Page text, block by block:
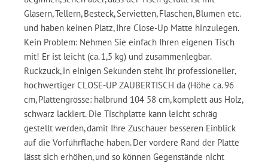
Gläsern, Tellern, Besteck, Servietten, Flaschen, Blumen etc.
und haben keinen Platz, Ihre Close-Up Matte hinzulegen.
Kein Problem: Nehmen Sie einfach Ihren eigenen Tisch
mit! Er ist leicht (ca. 1,5 kg) und zusammenlegbar.
Ruckzuck, in einigen Sekunden steht Ihr professioneller,
hochwertiger CLOSE-UP ZAUBERTISCH da (Höhe ca. 96
cm, Plattengrösse: halbrund 104 58 cm, komplett aus Holz,
schwarz lackiert. Die Tischplatte kann leicht schräg
gestellt werden, damit Ihre Zuschauer besseren Einblick
auf die Vorführfläche haben. Der vordere Rand der Platte
lässt sich erhöhen, und so können Gegenstände nicht